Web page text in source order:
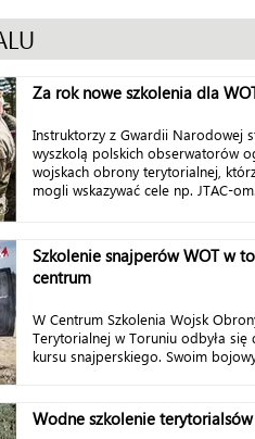
Za rok nowe szkolenia dla
Instruktorzy z Gwardii Narodowej
wyszkolą polskich obserwatorów
wojskach obrony terytorialnej,
mogli wskazywać cele np. JTAC-
Szkolenie snajperów WOT w
centrum
W Centrum Szkolenia Wojsk
Terytorialnej w Toruniu odbyła się
kursu snajperskiego. Swoim
Wodne szkolenie terytorialsów